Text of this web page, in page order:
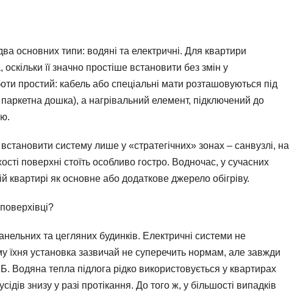
основних типи: водяні та електричні. Для квартири
її значно простіше встановити без змін у
простий: кабель або спеціальні мати розташовуються під
дошка), а нагрівальний елемент, підключений до
систему лише у «стратегічних» зонах – санвузлі, на
поверхні стоїть особливо гостро. Водночас, у сучасних
квартирі як основне або додаткове джерело обігріву.
та цегляних будинків. Електричні системи не
їхня установка зазвичай не суперечить нормам, але завжди
тепла підлога рідко використовується у квартирах
знизу у разі протікання. До того ж, у більшості випадків